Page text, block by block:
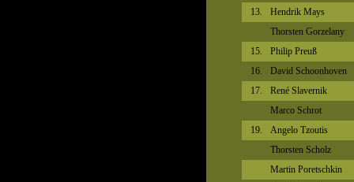
13.
Hendrik Mays
Thorsten Gorzelany
15.
Philip Preuß
16.
David Schoonhoven
17.
René Slavernik
Marco Schrot
19.
Angelo Tzoutis
Thorsten Scholz
Martin Poretschkin